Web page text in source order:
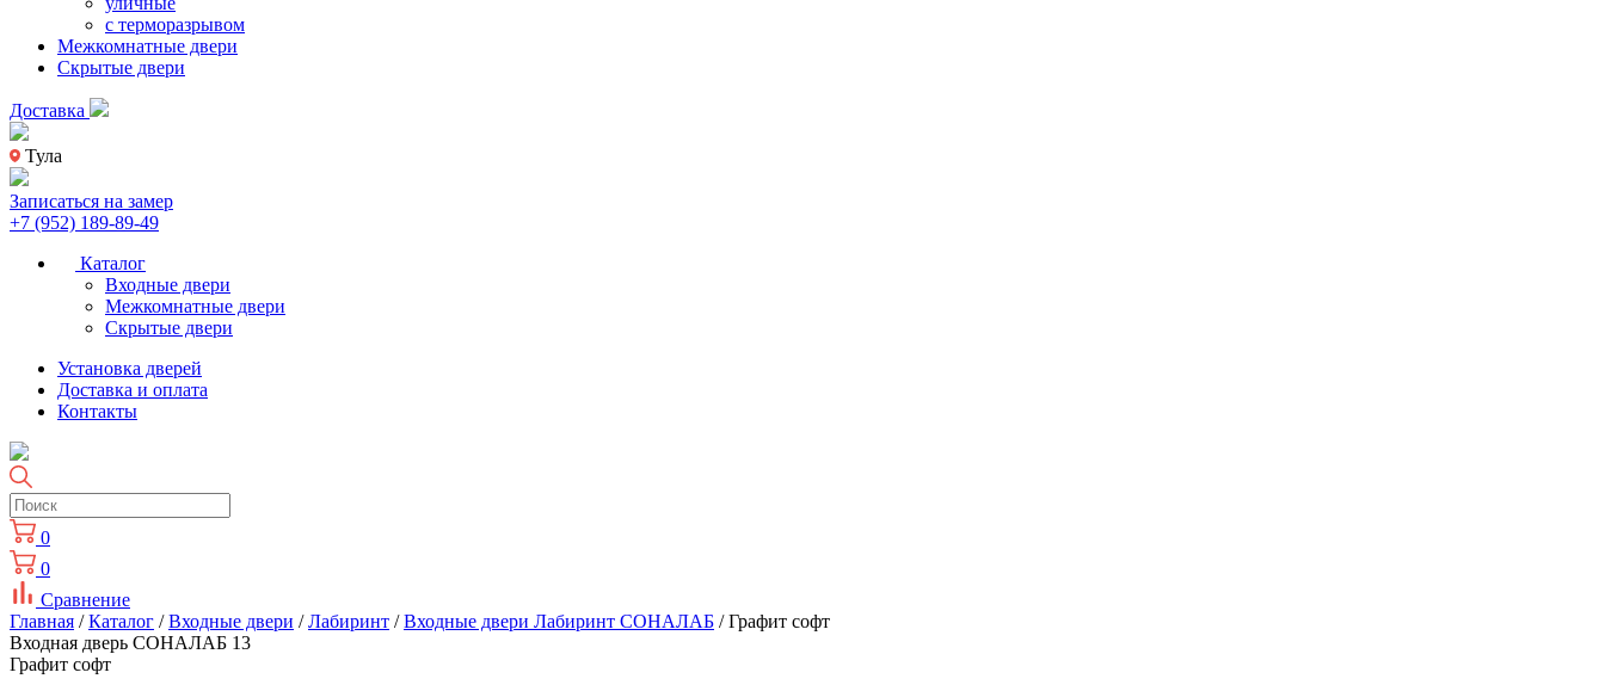
с терморазрывом
Межкомнатные двери
Скрытые двери
Доставка
Тула
Записаться на замер
+7 (952) 189-89-49
Каталог
Входные двери
Межкомнатные двери
Скрытые двери
Установка дверей
Доставка и оплата
Контакты
0
0
Сравнение
Главная /Каталог /Входные двери /Лабиринт /Входные двери Лабиринт СОНАЛАБ / Графит софт
Входная дверь СОНАЛАБ 13
Графит софт